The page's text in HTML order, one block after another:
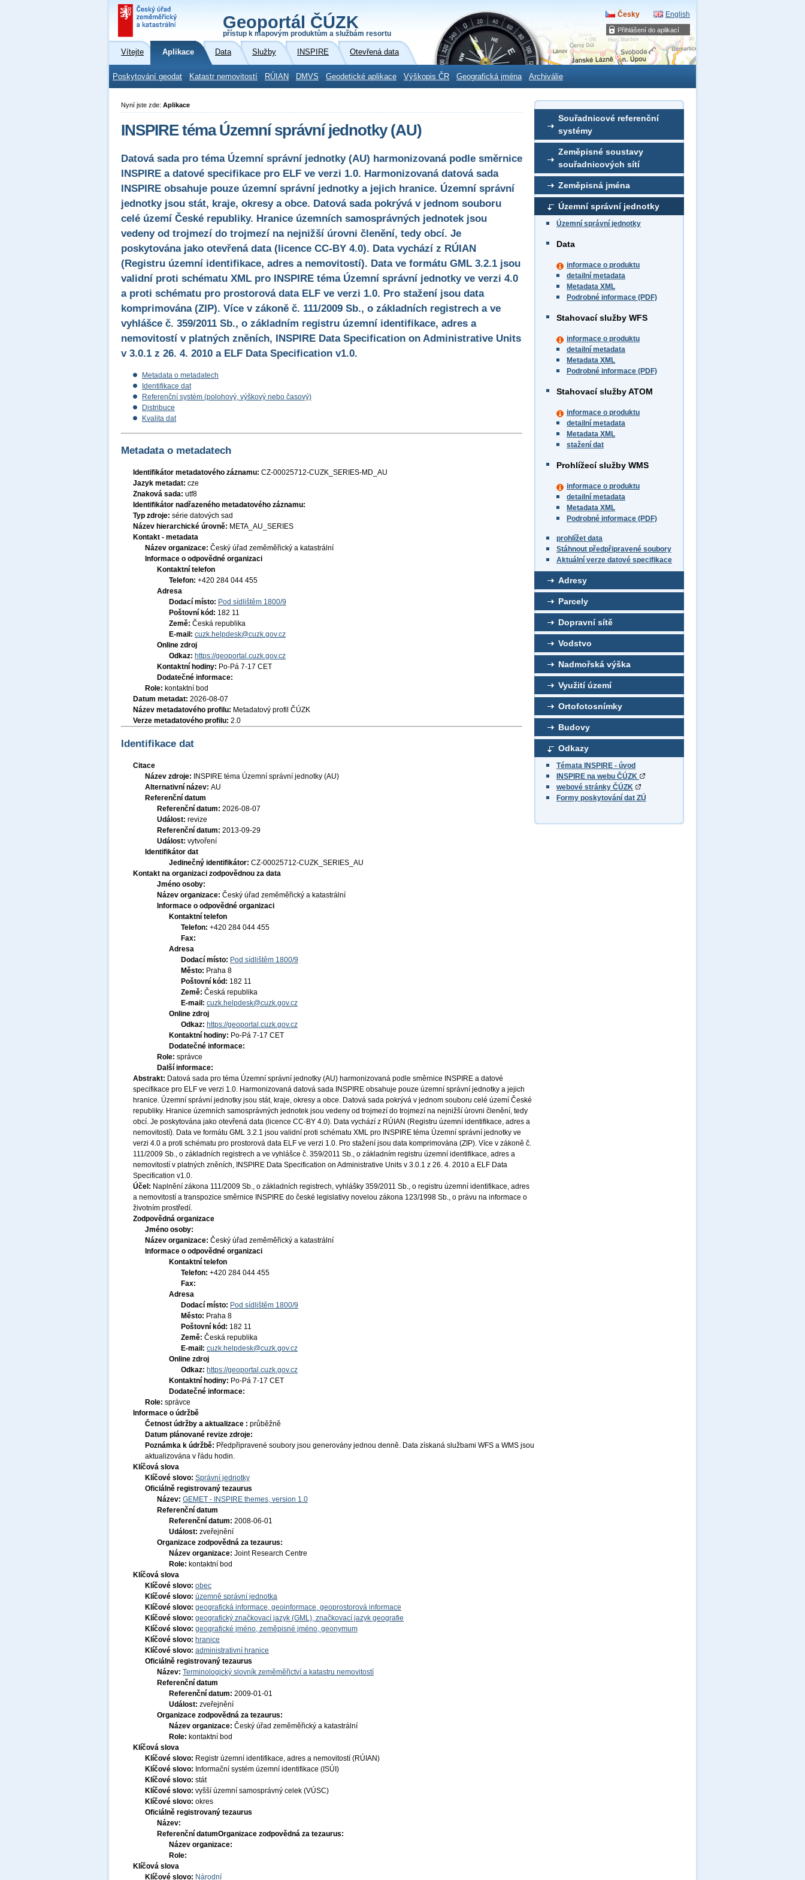
Přihlášení do aplikací
Geoportál ČÚZK
přístup k mapovým produktům a službám resortu
Česky English
Vítejte Aplikace Data Služby INSPIRE Otevřená data
Poskytování geodat Katastr nemovitostí RÚIAN DMVS Geodetické aplikace Výškopis ČR Geografická jména Archiválie
Souřadnicové referenční
systémy
Zeměpisné soustavy
souřadnicových sítí
Zeměpisná jména
Územní správní jednotky
Územní správní jednotky
Data
informace o produktu
detailní metadata
Metadata XML
Podrobné informace (PDF)
Stahovací služby WFS
informace o produktu
detailní metadata
Metadata XML
Podrobné informace (PDF)
Stahovací služby ATOM
informace o produktu
detailní metadata
Metadata XML
stažení dat
Prohlížecí služby WMS
informace o produktu
detailní metadata
Metadata XML
Podrobné informace (PDF)
prohlížet data
Stáhnout předpřipravené soubory
Aktuální verze datové specifikace
Adresy
Parcely
Dopravní sítě
Vodstvo
Nadmořská výška
Využití území
Ortofotosnímky
Budovy
Odkazy
Témata INSPIRE - úvod
INSPIRE na webu ČÚZK
webové stránky ČÚZK
Formy poskytování dat ZÚ
Nyní jste zde: Aplikace
INSPIRE téma Územní správní jednotky (AU)
Datová sada pro téma Územní správní jednotky (AU) harmonizovaná podle směrnice
INSPIRE a datové specifikace pro ELF ve verzi 1.0. Harmonizovaná datová sada
INSPIRE obsahuje pouze územní správní jednotky a jejich hranice. Územní správní
jednotky jsou stát, kraje, okresy a obce. Datová sada pokrývá v jednom souboru
celé území České republiky. Hranice územních samosprávných jednotek jsou
vedeny od trojmezí do trojmezí na nejnižší úrovni členění, tedy obcí. Je
poskytována jako otevřená data (licence CC-BY 4.0). Data vychází z RÚIAN
(Registru územní identifikace, adres a nemovitostí). Data ve formátu GML 3.2.1 jsou
validní proti schématu XML pro INSPIRE téma Územní správní jednotky ve verzi 4.0
a proti schématu pro prostorová data ELF ve verzi 1.0. Pro stažení jsou data
komprimována (ZIP). Více v zákoně č. 111/2009 Sb., o základních registrech a ve
vyhlášce č. 359/2011 Sb., o základním registru územní identifikace, adres a
nemovitostí v platných zněních, INSPIRE Data Specification on Administrative Units
v 3.0.1 z 26. 4. 2010 a ELF Data Specification v1.0.
Metadata o metadatech
Identifikace dat
Referenční systém (polohový, výškový nebo časový)
Distribuce
Kvalita dat
Metadata o metadatech
Identifikátor metadatového záznamu: CZ-00025712-CUZK_SERIES-MD_AU
Jazyk metadat: cze
Znaková sada: utf8
Identifikátor nadřazeného metadatového záznamu:
Typ zdroje: série datových sad
Název hierarchické úrovně: META_AU_SERIES
Kontakt - metadata
Název organizace: Český úřad zeměměřický a katastrální
Informace o odpovědné organizaci
Kontaktní telefon
Telefon: +420 284 044 455
Adresa
Dodací místo: Pod sídlištěm 1800/9
Poštovní kód: 182 11
Země: Česká republika
E-mail: cuzk.helpdesk@cuzk.gov.cz
Online zdroj
Odkaz: https://geoportal.cuzk.gov.cz
Kontaktní hodiny: Po-Pá 7-17 CET
Dodatečné informace:
Role: kontaktní bod
Datum metadat: 2026-08-07
Název metadatového profilu: Metadatový profil ČÚZK
Verze metadatového profilu: 2.0
Identifikace dat
Citace
Název zdroje:
INSPIRE téma Územní správní jednotky (AU)
Alternativní název: AU
Referenční datum
Referenční datum: 2026-08-07
Událost: revize
Referenční datum: 2013-09-29
Událost: vytvoření
Identifikátor dat
Jedinečný identifikátor: CZ-00025712-CUZK_SERIES_AU
Kontakt na organizaci zodpovědnou za data
Jméno osoby:
Název organizace: Český úřad zeměměřický a katastrální
Informace o odpovědné organizaci
Kontaktní telefon
Telefon: +420 284 044 455
Fax:
Adresa
Dodací místo: Pod sídlištěm 1800/9
Město: Praha 8
Poštovní kód: 182 11
Země: Česká republika
E-mail: cuzk.helpdesk@cuzk.gov.cz
Online zdroj
Odkaz: https://geoportal.cuzk.gov.cz
Kontaktní hodiny: Po-Pá 7-17 CET
Dodatečné informace:
Role: správce
Další informace:
Abstrakt: Datová sada pro téma Územní správní jednotky (AU) harmonizovaná podle směrnice INSPIRE a datové
specifikace pro ELF ve verzi 1.0. Harmonizovaná datová sada INSPIRE obsahuje pouze územní správní jednotky a jejich
hranice. Územní správní jednotky jsou stát, kraje, okresy a obce. Datová sada pokrývá v jednom souboru celé území České
republiky. Hranice územních samosprávných jednotek jsou vedeny od trojmezí do trojmezí na nejnižší úrovni členění, tedy
obcí. Je poskytována jako otevřená data (licence CC-BY 4.0). Data vychází z RÚIAN (Registru územní identifikace, adres a
nemovitostí). Data ve formátu GML 3.2.1 jsou validní proti schématu XML pro INSPIRE téma Územní správní jednotky ve
verzi 4.0 a proti schématu pro prostorová data ELF ve verzi 1.0. Pro stažení jsou data komprimována (ZIP). Více v zákoně č.
111/2009 Sb., o základních registrech a ve vyhlášce č. 359/2011 Sb., o základním registru územní identifikace, adres a
nemovitostí v platných zněních, INSPIRE Data Specification on Administrative Units v 3.0.1 z 26. 4. 2010 a ELF Data
Specification v1.0.
Účel: Naplnění zákona 111/2009 Sb., o základních registrech, vyhlášky 359/2011 Sb., o registru územní identifikace, adres
a nemovitostí a transpozice směrnice INSPIRE do české legislativy novelou zákona 123/1998 Sb., o právu na informace o
životním prostředí.
Zodpovědná organizace
Jméno osoby:
Název organizace: Český úřad zeměměřický a katastrální
Informace o odpovědné organizaci
Kontaktní telefon
Telefon: +420 284 044 455
Fax:
Adresa
Dodací místo: Pod sídlištěm 1800/9
Město: Praha 8
Poštovní kód: 182 11
Země: Česká republika
E-mail: cuzk.helpdesk@cuzk.gov.cz
Online zdroj
Odkaz: https://geoportal.cuzk.gov.cz
Kontaktní hodiny: Po-Pá 7-17 CET
Dodatečné informace:
Role: správce
Informace o údržbě
Četnost údržby a aktualizace : průběžně
Datum plánované revize zdroje:
Poznámka k údržbě: Předpřipravené soubory jsou generovány jednou denně. Data získaná službami WFS a WMS jsou
aktualizována v řádu hodin.
Klíčová slova
Klíčové slovo: Správní jednotky
Oficiálně registrovaný tezaurus
Název: GEMET - INSPIRE themes, version 1.0
Referenční datum
Referenční datum: 2008-06-01
Událost: zveřejnění
Organizace zodpovědná za tezaurus:
Název organizace: Joint Research Centre
Role: kontaktní bod
Klíčová slova
Klíčové slovo: obec
Klíčové slovo: územně správní jednotka
Klíčové slovo: geografická informace, geoinformace, geoprostorová informace
Klíčové slovo: geografický značkovací jazyk (GML), značkovací jazyk geografie
Klíčové slovo: geografické jméno, zeměpisné jméno, geonymum
Klíčové slovo: hranice
Klíčové slovo: administrativní hranice
Oficiálně registrovaný tezaurus
Název: Terminologický slovník zeměměřictví a katastru nemovitostí
Referenční datum
Referenční datum: 2009-01-01
Událost: zveřejnění
Organizace zodpovědná za tezaurus:
Název organizace: Český úřad zeměměřický a katastrální
Role: kontaktní bod
Klíčová slova
Klíčové slovo: Registr územní identifikace, adres a nemovitostí (RÚIAN)
Klíčové slovo: Informační systém územní identifikace (ISÚI)
Klíčové slovo: stát
Klíčové slovo: vyšší územní samosprávný celek (VÚSC)
Klíčové slovo: okres
Oficiálně registrovaný tezaurus
Název:
Referenční datumOrganizace zodpovědná za tezaurus:
Název organizace:
Role:
Klíčová slova
Klíčové slovo: Národní